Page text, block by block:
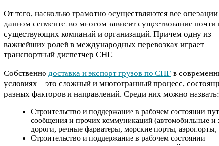
От того, насколько грамотно осуществляются все операции
данном сегменте, во многом зависит существование почти
существующих компаний и организаций. Причем одну из
важнейших ролей в международных перевозках играет
транспортный диспетчер СНГ.
Собственно доставка и экспорт грузов по СНГ в
условиях – это сложный и многогранный процесс,
разных факторов и направлений. Среди них можно назвать:
Строительство и поддержание в рабочем состоянии
сообщения и прочих коммуникаций (автомобильные и
дороги, речные фарватеры, морские порты, аэропорты,
Строительство и поддержание в рабочем состоянии